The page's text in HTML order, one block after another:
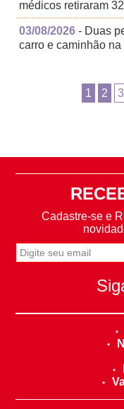
médicos retiraram
03/08/2026 - Duas
carro e caminhão na
1 2 3
Cadastre-se e